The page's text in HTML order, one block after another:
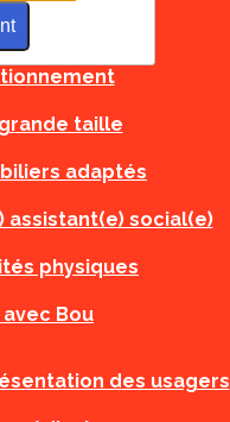
taille
adaptés
assistant(e) social(e)
physiques
Bou
des usagers